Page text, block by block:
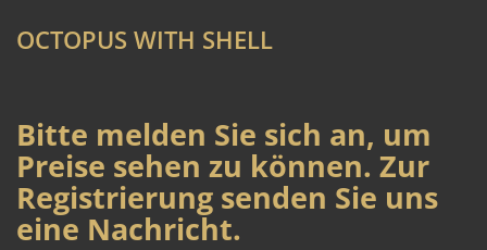
OCTOPUS WITH SHELL
Bitte melden Sie sich an, um
Preise sehen zu können. Zur
Registrierung senden Sie uns
eine Nachricht.